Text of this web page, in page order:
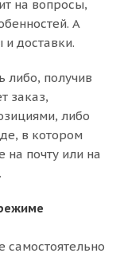
на вопросы,
А
доставки.
либо, получив
заказ,
либо
в котором
на почту или на